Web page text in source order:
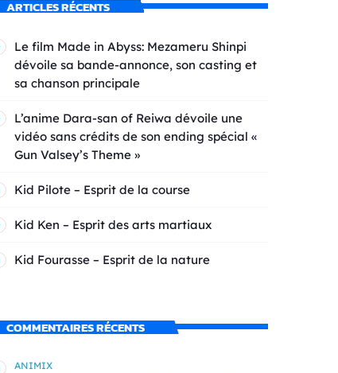
ARTICLES RÉCENTS
Le film Made in Abyss: Mezameru Shinpi
dévoile sa bande-annonce, son casting et
sa chanson principale
L’anime Dara-san of Reiwa dévoile une
vidéo sans crédits de son ending spécial «
Gun Valsey’s Theme »
Kid Pilote – Esprit de la course
Kid Ken – Esprit des arts martiaux
Kid Fourasse – Esprit de la nature
COMMENTAIRES RÉCENTS
ANIMIX